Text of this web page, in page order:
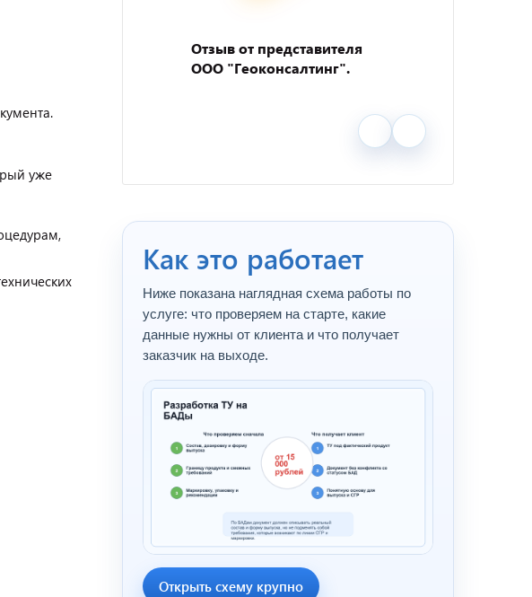
уже
Отзыв от представителя
ООО "Геоконсалтинг".
Как это работает
Ниже показана наглядная схема работы по
услуге: что проверяем на старте, какие
данные нужны от клиента и что получает
заказчик на выходе.
Открыть схему крупно